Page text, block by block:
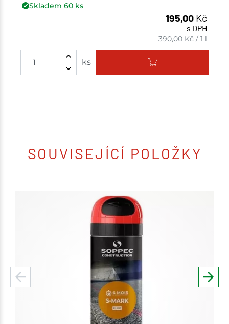
Skladem 60ks
195,00 Kč
s DPH
390,00 Kč /1 l
ks
SOUVISEJÍCÍ POLOŽKY